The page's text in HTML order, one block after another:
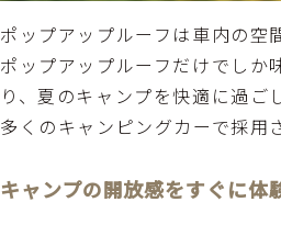
ポップアップルーフは車内の空
ポップアップルーフだけでしか
り、夏のキャンプを快適に過ご
多くのキャンピングカーで採用
キャンプの開放感をすぐに体